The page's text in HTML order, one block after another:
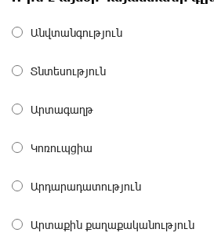
Bonds
From Financial Adventures to
Junius Financial Online
The Power of One Dram and
Անվտանգություն
Տնտեսություն
Արտագաղթ
Կոռուպցիա
Արդարադատություն
Արտաքին քաղաքականություն